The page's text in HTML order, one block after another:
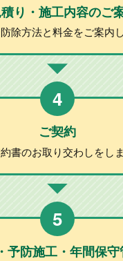
り・施工内容のご
除方法と料金をご案内
4
ご契約
書のお取り交わしをし
5
予防施工 ・年間保